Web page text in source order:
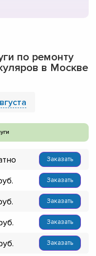
по ремонту
в Москве
Заказать
Заказать
Заказать
Заказать
Заказать